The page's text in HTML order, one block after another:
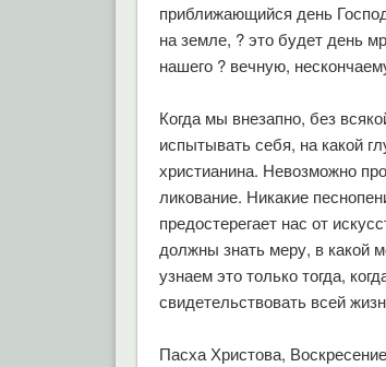
приближающийся день
на земле, ? это будет день
нашего ? вечную,
Когда мы внезапно, без
испытывать себя, на какой
христианина. Невозможно
ликование. Никакие
предостерегает нас от
должны знать меру, в какой
узнаем это только тогда,
свидетельствовать всей
Пасха Христова,